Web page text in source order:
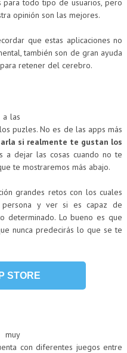
para todo tipo de usuarios, pero
opinión son las mejores.
que estas aplicaciones no
también son de gran ayuda
retener del cerebro.
a las
puzles. No es de las apps más
si realmente te gustan los
a dejar las cosas cuando no te
te mostraremos más abajo.
grandes retos con los cuales
y ver si es capaz de
determinado. Lo bueno es que
nunca predecirás lo que se te
STORE
muy
con diferentes juegos entre